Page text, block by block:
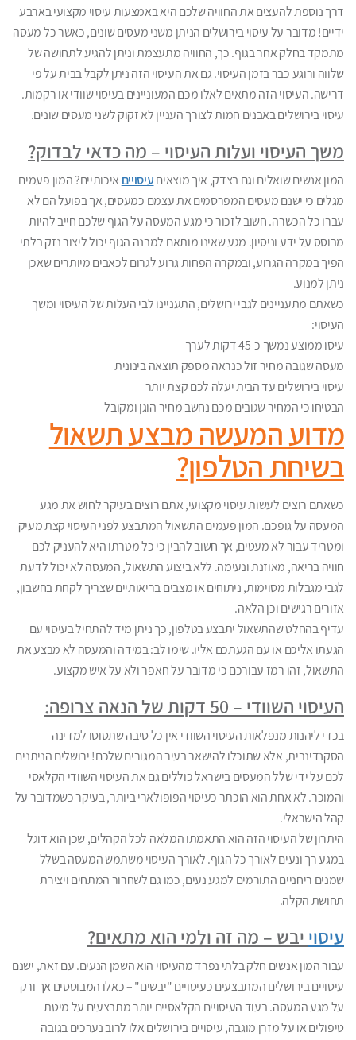
דרך נוספת להעצים את החוויה שלכם היא באמצעות עיסוי מקצועי בארבע
ידיים! מדובר על עיסוי בירושלים הניתן משני מעסים שונים, כאשר כל מעסה
מתמקד בחלק אחר בגוף. כך, החוויה מתעצמת וניתן להגיע לתחושה של
שלווה ורוגע כבר בזמן העיסוי. גם את העיסוי הזה ניתן לקבל בבית על פי
דרישה. העיסוי הזה מתאים לאלו מכם המעוניינים בעיסוי שוודי או רקמות.
עיסוי בירושלים באבנים חמות לצורך העניין לא זקוק לשני מעסים שונים.
משך העיסוי ועלות העיסוי – מה כדאי לבדוק?
המון אנשים שואלים וגם בצדק, איך מוצאים עיסויים איכותיים? המון פעמים
מגלים כי ישנם מעסים המפרסמים את עצמם כמעסים, אך בפועל הם לא
עברו כל הכשרה. חשוב לזכור כי מגע המעסה על הגוף שלכם חייב להיות
מבוסס על ידע וניסיון. מגע שאינו מותאם למבנה הגוף יכול ליצור נזק בלתי
הפיך במקרה הגרוע, ובמקרה הפחות גרוע לגרום לכאבים מיותרים שאכן
ניתן למנוע.
כשאתם מתעניינים לגבי ירושלים, התעניינו לבי העלות של העיסוי ומשך
העיסוי:
עיסו ממוצע נמשך כ-45 דקות לערך
מעסה שגובה מחיר זול כנראה מספק תוצאה בינונית
עיסוי בירושלים עד הבית יעלה לכם קצת יותר
הבטיחו כי המחיר שגובים מכם נחשב מחיר הוגן ומקובל
מדוע המעשה מבצע תשאול
בשיחת הטלפון?
כשאתם רוצים לעשות עיסוי מקצועי, אתם רוצים בעיקר לחוש את מגע
המעסה על גופכם. המון פעמים התשאול המתבצע לפני העיסוי קצת מעיק
ומטריד עבור לא מעטים, אך חשוב להבין כי כל מטרתו היא להעניק לכם
חוויה בריאה, מאוזנת ונעימה. ללא ביצוע התשאול, המעסה לא יכול לדעת
לגבי מגבלות מסוימות, ניתוחים או מצבים בריאותיים שצריך לקחת בחשבון,
אזורים רגישים וכן הלאה.
עדיף בהחלט שהתשאול יתבצע בטלפון, כך ניתן מיד להתחיל בעיסוי עם
הגעתו אליכם או עם הגעתכם אליו. שימו לב: במידה והמעסה לא מבצע את
התשאול, זהו רמז עבורכם כי מדובר על חאפר ולא על איש מקצוע.
העיסוי השוודי – 50 דקות של הנאה צרופה:
בכדי ליהנות מנפלאות העיסוי השוודי אין כל סיבה שתטוסו למדינה
הסקנדינבית, אלא שתוכלו להישאר בעיר המגורים שלכם! ירושלים הניתנים
לכם על ידי שלל המעסים בישראל כוללים גם את העיסוי השוודי הקלאסי
והמוכר. לא אחת הוא הוכתר כעיסוי הפופולארי ביותר, בעיקר כשמדובר על
קהל הישראלי.
היתרון של העיסוי הזה הוא התאמתו המלאה לכל הקהלים, שכן הוא דוגל
במגע רך ונעים לאורך כל הגוף. לאורך העיסוי משתמש המעסה בשלל
שמנים ריחניים התורמים למגע נעים, כמו גם לשחרור המתחים ויצירת
תחושת הקלה.
עיסוי יבש – מה זה ולמי הוא מתאים?
עבור המון אנשים חלק בלתי נפרד מהעיסוי הוא השמן הנעים. עם זאת, ישנם
עיסויים בירושלים המתבצעים כעיסויים "יבשים" – כאלו המבוססים אך ורק
על מגע המעסה. בעוד העיסויים הקלאסיים יותר מתבצעים על מיטת
טיפולים או על מזרן מוגבה, עיסויים בירושלים אלו לרוב נערכים בגובה